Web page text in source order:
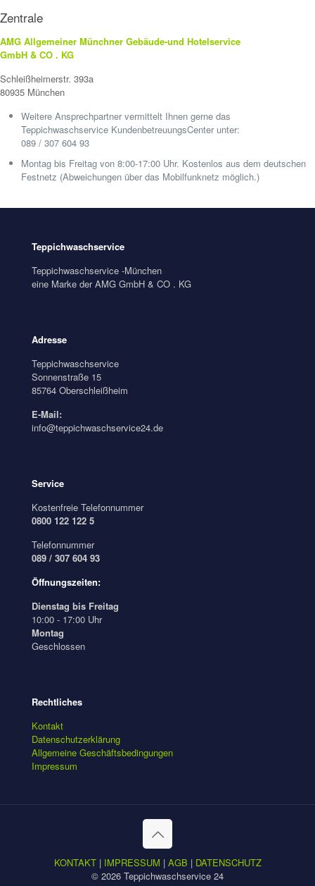
Zentrale
AMG Allgemeiner Münchner Gebäude-und Hotelservice
GmbH & CO . KG
Schleißheimerstr. 393a
80935 München
Weitere Ansprechpartner vermittelt Ihnen gerne das
Teppichwaschservice KundenbetreuungsCenter unter:
089 / 307 604 93
Montag bis Freitag von 8:00-17:00 Uhr. Kostenlos aus dem deutschen
Festnetz (Abweichungen über das Mobilfunknetz möglich.)
Teppichwaschservice
Teppichwaschservice -München
eine Marke der AMG GmbH & CO . KG
Adresse
Teppichwaschservice
Sonnenstraße 15
85764 Oberschleißheim
E-Mail:
info@teppichwaschservice24.de
Service
Kostenfreie Telefonnummer
0800 122 122 5
Telefonnummer
089 / 307 604 93
Öffnungszeiten:
Dienstag bis Freitag
10:00 - 17:00 Uhr
Montag
Geschlossen
Rechtliches
Kontakt
Datenschutzerklärung
Allgemeine Geschäftsbedingungen
Impressum
KONTAKT| IMPRESSUM | AGB | DATENSCHUTZ
© 2026 Teppichwaschservice 24